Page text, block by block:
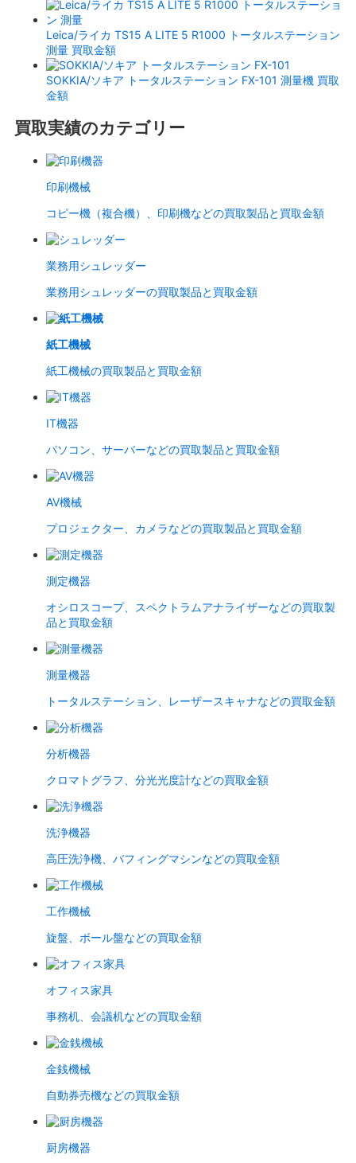
Leica/ライカ TS15 A LITE 5 R1000 トータルステーション
測量 買取金額
SOKKIA/ソキア トータルステーション FX-101 測量機 買取
金額
買取実績のカテゴリー
印刷機械
コピー機（複合機）、印刷機などの買取製品と買取金額
業務用シュレッダー
業務用シュレッダーの買取製品と買取金額
紙工機械
紙工機械の買取製品と買取金額
IT機器
パソコン、サーバーなどの買取製品と買取金額
AV機械
プロジェクター、カメラなどの買取製品と買取金額
測定機器
オシロスコープ、スペクトラムアナライザーなどの買取製
品と買取金額
測量機器
トータルステーション、レーザースキャナなどの買取金額
分析機器
クロマトグラフ、分光光度計などの買取金額
洗浄機器
高圧洗浄機、バフィングマシンなどの買取金額
工作機械
旋盤、ボール盤などの買取金額
オフィス家具
事務机、会議机などの買取金額
金銭機械
自動券売機などの買取金額
厨房機器